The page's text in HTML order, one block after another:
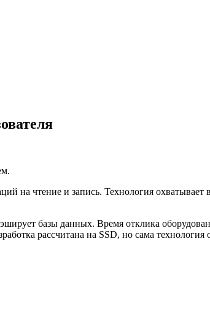
на чтение и запись. Технология
базы данных. Время отклика
рассчитана на SSD, но сама